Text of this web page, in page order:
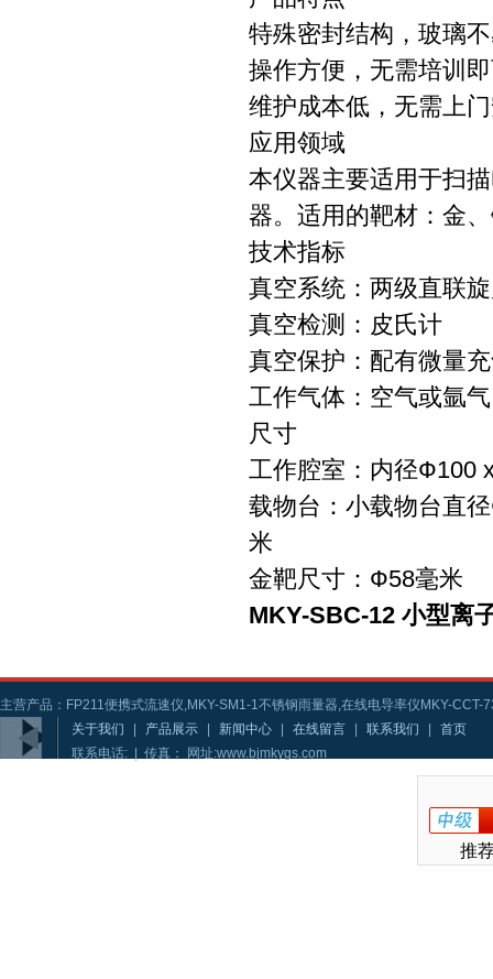
特殊密封结构，玻璃
操作方便，无需培训
维护成本低，无需上
应用领域
本仪器主要适用于扫
器。适用的靶材：金
技术指标
真空系统：两级直联
真空检测：皮氏计
真空保护：配有微量
工作气体：空气或氩气
尺寸
工作腔室：内径Ф100
载物台：小载物台直
米
金靶尺寸：Ф58毫米
MKY-SBC-12 小型离
主营产品：FP211便携式流速仪,MKY-SM1-1不锈钢雨量器,在线电导率仪MKY-CCT-
关于我们
产品展示 新闻中心 在线留言 联系我们
首页
联系电话: | 传真： 网址:www.bjmkygs.com
推